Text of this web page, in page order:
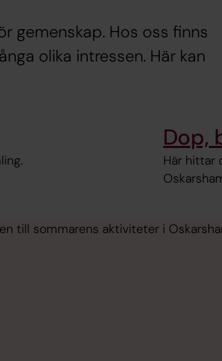
gemenskap. Hos oss finns
olika intressen. Här kan
Dop,
Här hittar
till sommarens aktiviteter i